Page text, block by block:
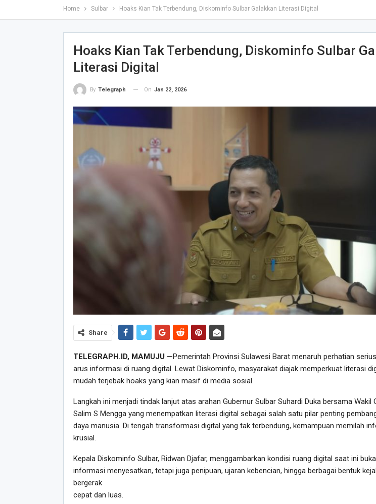
Home Sulbar Hoaks Kian Tak Terbendung, Diskominfo Sulbar Galakkan Literasi Digital
Hoaks Kian Tak Terbendung, Diskominfo Sulbar
Literasi Digital
By Telegraph On Jan 22, 2026
Share
TELEGRAPH.ID, MAMUJU —Pemerintah Provinsi Sulawesi Barat menaruh perhatian
arus informasi di ruang digital. Lewat Diskominfo, masyarakat diajak memperkuat literasi
mudah terjebak hoaks yang kian masif di media sosial.
Langkah ini menjadi tindak lanjut atas arahan Gubernur Sulbar Suhardi Duka bersama Wakil
Salim S Mengga yang menempatkan literasi digital sebagai salah satu pilar penting
daya manusia. Di tengah transformasi digital yang tak terbendung, kemampuan memilah
krusial.
Kepala Diskominfo Sulbar, Ridwan Djafar, menggambarkan kondisi ruang digital saat ini
informasi menyesatkan, tetapi juga penipuan, ujaran kebencian, hingga berbagai bentuk
bergerak
cepat dan luas.